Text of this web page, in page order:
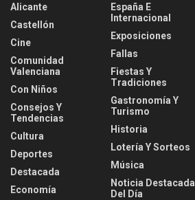
Alicante
Castellón
Cine
Comunidad
Valenciana
Con Niños
Consejos Y
Tendencias
Cultura
Deportes
Destacada
Economía
España E
Internacional
Exposiciones
Fallas
Fiestas Y
Tradiciones
Gastronomía Y
Turismo
Historia
Lotería Y Sorteos
Música
Noticia Destacada
Del Día